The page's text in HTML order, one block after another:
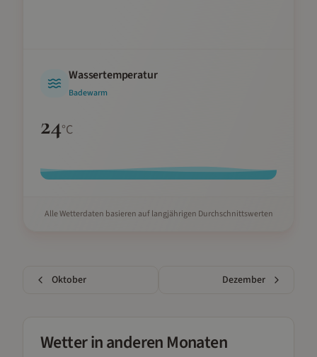
Wassertemperatur
Badewarm
24°C
Alle Wetterdaten basieren auf langjährigen Durchschnittswerten
Oktober Dezember
Wetter in anderen Monaten